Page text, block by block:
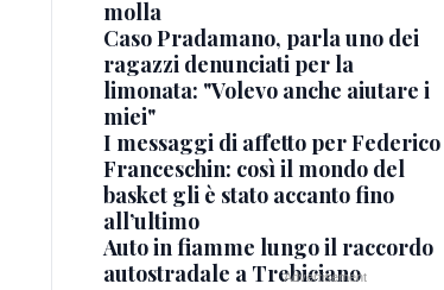
molla
Caso Pradamano, parla uno dei
ragazzi denunciati per la
limonata: "Volevo anche aiutare i
miei"
I messaggi di affetto per Federico
Franceschin: così il mondo del
basket gli è stato accanto fino
all’ultimo
Auto in fiamme lungo il raccordo
autostradale a Trebiciano